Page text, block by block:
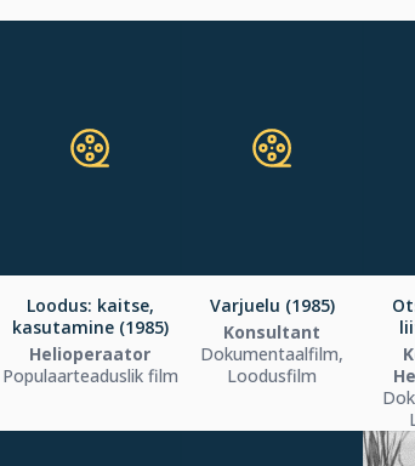
Loodus: kaitse,
kasutamine (1985)
Helioperaator
Populaarteaduslik film
Varjuelu (1985)
Konsultant
Dokumentaalfilm,
Loodusfilm